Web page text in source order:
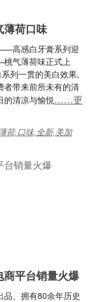
薄荷口味
高感白牙膏系列迎
气薄荷味正式上
列一贯的美白效果,
者带来前所未有的清
的清凉与愉悦……更
荷,口味,全新,美加
平台销量火爆
、拥有80余年历史